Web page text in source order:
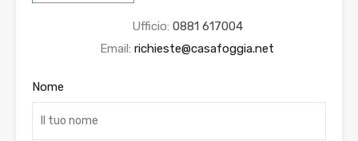
Ufficio: 0881 617004
Email: richieste@casafoggia.net
Nome